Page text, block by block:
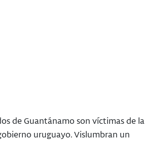
de Guantánamo son víctimas de la
uruguayo. Vislumbran un